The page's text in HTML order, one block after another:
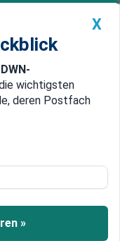
Premium
China
auf
E-Rollern
X
DWN-
wichtigsten
deren Postfach
»